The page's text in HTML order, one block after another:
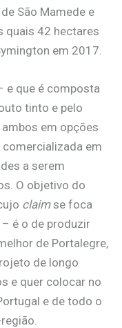
São Mamede e
quais 42 hectares
em 2017.
e que é composta
tinto e pelo
em opções
em
a serem
O objetivo do
claimse foca
é o de produzir
de Portalegre,
de longo
e quer colocar no
e de todo o